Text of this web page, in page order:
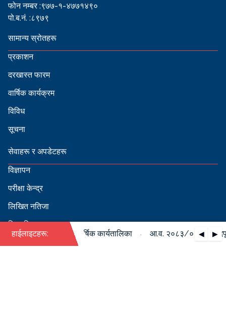
फोन नम्बर :९७७-१-४७७१४९०
पो.ब.नं. :८९७९
सामान्य स्रोतहरू
प्रकाशन
दरखास्त फारम
वार्षिक कार्यक्रम
विविध
सूचना
सेवाहरू र अपडेटहरू
विज्ञापन
परीक्षा केन्द्र
लिखित नतिजा
सिफारिस
हाईलाइटहरू: ◀ ▶
को पदपूर्ति सम्बन्धी वार्षिक कार्यतालिका आ.व. २०८३/०८४ को